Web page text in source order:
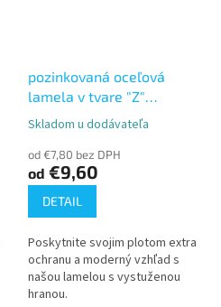
pozinkovaná oceľová
lamela v tvare "Z"
23x60x25x1,5mm s
Priemerné
produktu
je
hviezdičiek.
Skladom u dodávateľa
od €7,80 bez DPH
od €9,60
DETAIL
Poskytnite svojim plotom extra
ochranu a moderný vzhľad s
našou lamelou s vystuženou
hranou.